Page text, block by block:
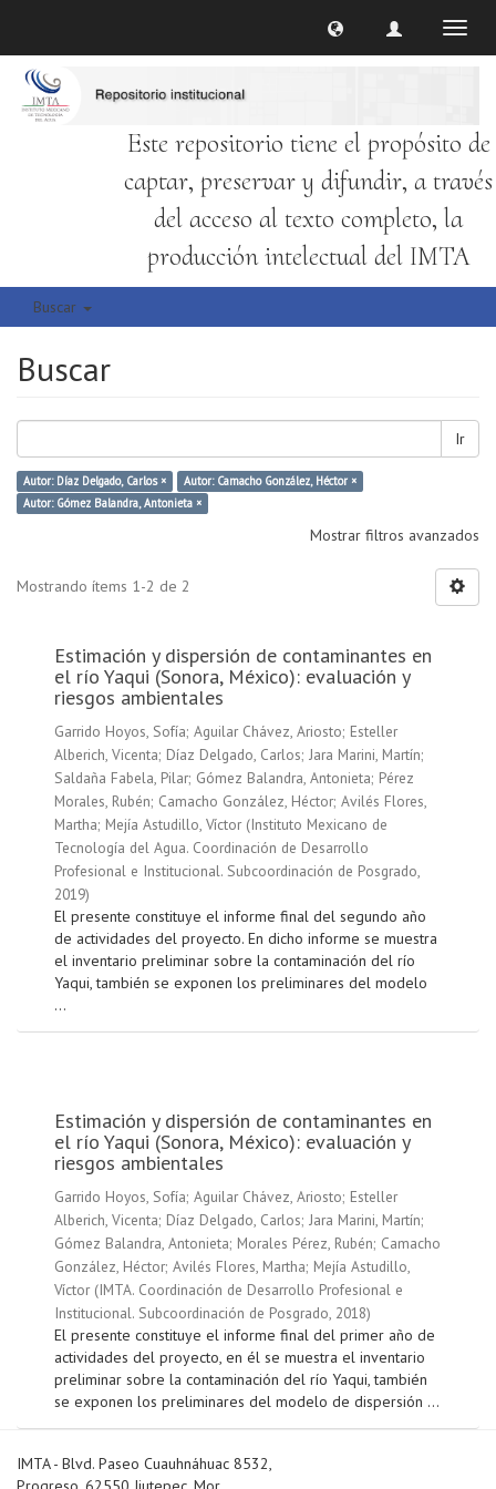
Este repositorio tiene el propósito de
captar, preservar y difundir, a través
del acceso al texto completo, la
producción intelectual del IMTA
Buscar
Buscar
Ir
Autor: Díaz Delgado, Carlos ×
Autor: Camacho González, Héctor ×
Autor: Gómez Balandra, Antonieta ×
Mostrar filtros avanzados
Mostrando ítems 1-2 de 2
Estimación y dispersión de contaminantes en
el río Yaqui (Sonora, México): evaluación y
riesgos ambientales
Garrido Hoyos, Sofía; Aguilar Chávez, Ariosto; Esteller
Alberich, Vicenta; Díaz Delgado, Carlos; Jara Marini, Martín;
Saldaña Fabela, Pilar; Gómez Balandra, Antonieta; Pérez
Morales, Rubén; Camacho González, Héctor; Avilés Flores,
Martha; Mejía Astudillo, Víctor (Instituto Mexicano de
Tecnología del Agua. Coordinación de Desarrollo
Profesional e Institucional. Subcoordinación de Posgrado,
2019)
El presente constituye el informe final del segundo año
de actividades del proyecto. En dicho informe se muestra
el inventario preliminar sobre la contaminación del río
Yaqui, también se exponen los preliminares del modelo
...
Estimación y dispersión de contaminantes en
el río Yaqui (Sonora, México): evaluación y
riesgos ambientales
Garrido Hoyos, Sofía; Aguilar Chávez, Ariosto; Esteller
Alberich, Vicenta; Díaz Delgado, Carlos; Jara Marini, Martín;
Gómez Balandra, Antonieta; Morales Pérez, Rubén; Camacho
González, Héctor; Avilés Flores, Martha; Mejía Astudillo,
Víctor (IMTA. Coordinación de Desarrollo Profesional e
Institucional. Subcoordinación de Posgrado, 2018)
El presente constituye el informe final del primer año de
actividades del proyecto, en él se muestra el inventario
preliminar sobre la contaminación del río Yaqui, también
se exponen los preliminares del modelo de dispersión ...
IMTA - Blvd. Paseo Cuauhnáhuac 8532,